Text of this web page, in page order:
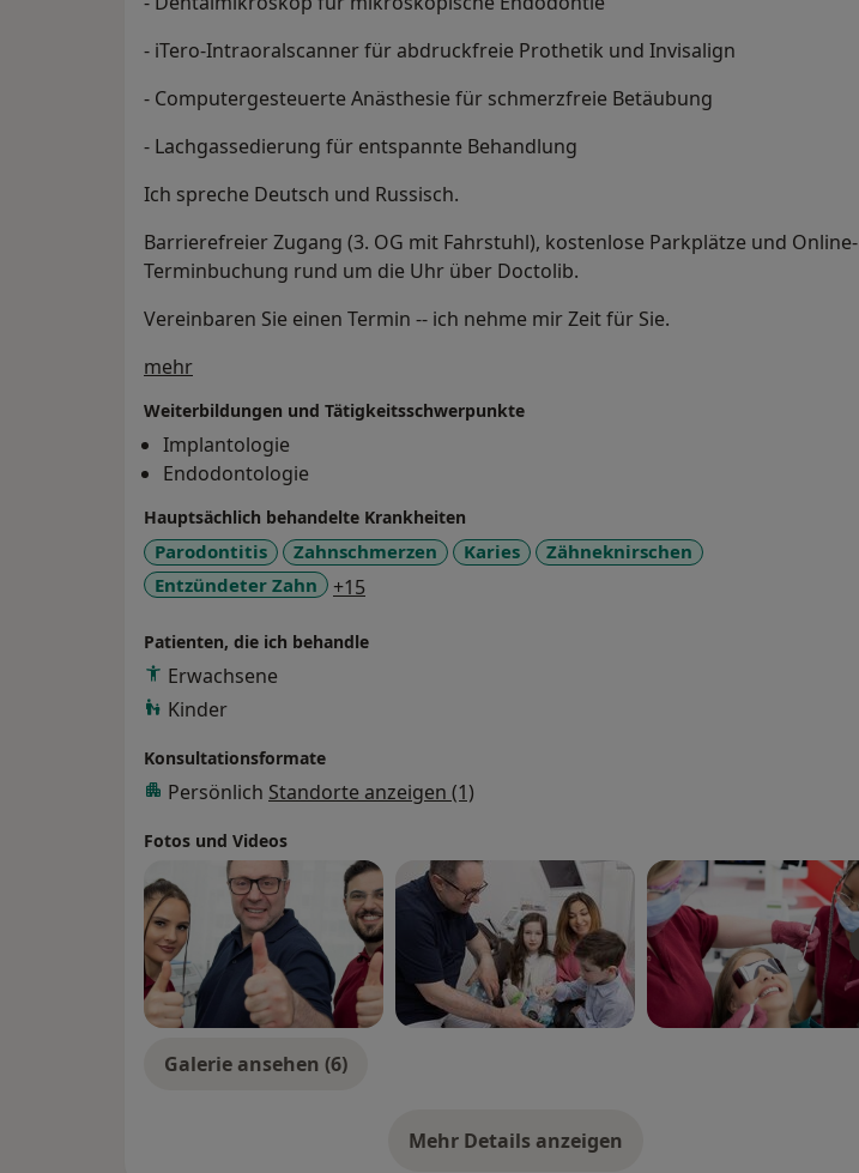
- iTero-Intraoralscanner für abdruckfreie Prothetik und Invisalign
- Computergesteuerte Anästhesie für schmerzfreie Betäubung
- Lachgassedierung für entspannte Behandlung
Ich spreche Deutsch und Russisch.
Barrierefreier Zugang (3. OG mit Fahrstuhl), kostenlose Parkplätze und Online-
Terminbuchung rund um die Uhr über Doctolib.
Vereinbaren Sie einen Termin -- ich nehme mir Zeit für Sie.
mehrÜber mich
Weiterbildungen und Tätigkeitsschwerpunkte
Implantologie
Endodontologie
Hauptsächlich behandelte Krankheiten
Parodontitis Zahnschmerzen Karies
Zähneknirschen
Entzündeter Zahn
+15
Patienten, die ich behandle
Erwachsene
Kinder
Konsultationsformate
Persönlich Standorte anzeigen (1)
Fotos und Videos
Galerie ansehen (6)
Mehr Details anzeigen
über Erfahrungen